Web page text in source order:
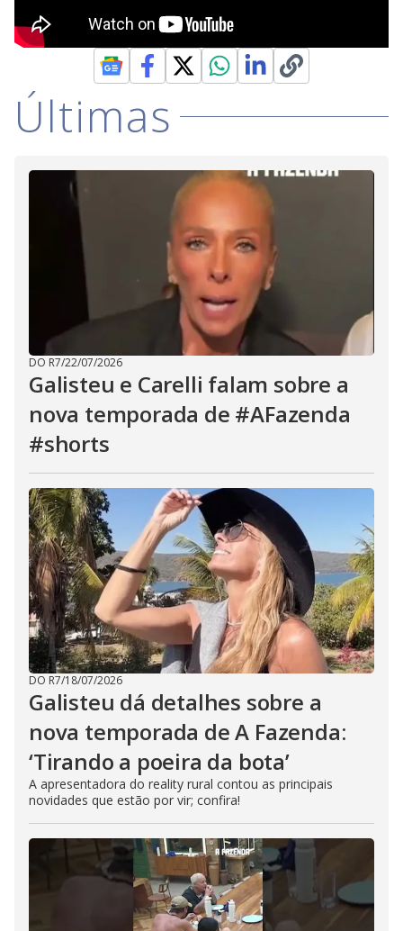
Últimas
DO R7/22/07/2026
Galisteu e Carelli falam sobre a
nova temporada de #AFazenda
#shorts
DO R7/18/07/2026
Galisteu dá detalhes sobre a
nova temporada de A Fazenda:
‘Tirando a poeira da bota’
A apresentadora do reality rural contou as principais
novidades que estão por vir; confira!